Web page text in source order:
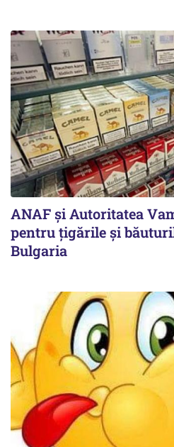
ANAF și Autoritatea
pentru țigările și
Bulgaria